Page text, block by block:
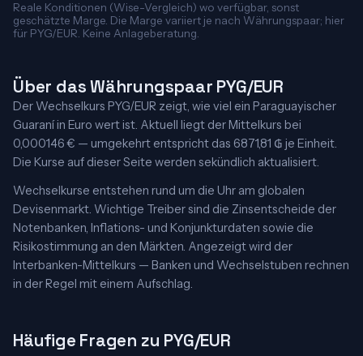
Reale Konditionen (Wise-Vergleich) wo verfügbar, sonst
geschätzte Marge. Die Marge variiert je nach Währungspaar; hier
für PYG/EUR. Keine Anlageberatung.
Über das Währungspaar PYG/EUR
Der Wechselkurs PYG/EUR zeigt, wie viel ein Paraguayischer
Guaraní in Euro wert ist. Aktuell liegt der Mittelkurs bei
0,000146 € — umgekehrt entspricht das 6871,81 ₲ je Einheit.
Die Kurse auf dieser Seite werden sekündlich aktualisiert.
Wechselkurse entstehen rund um die Uhr am globalen
Devisenmarkt. Wichtige Treiber sind die Zinsentscheide der
Notenbanken, Inflations- und Konjunkturdaten sowie die
Risikostimmung an den Märkten. Angezeigt wird der
Interbanken-Mittelkurs — Banken und Wechselstuben rechnen
in der Regel mit einem Aufschlag.
Häufige Fragen zu PYG/EUR